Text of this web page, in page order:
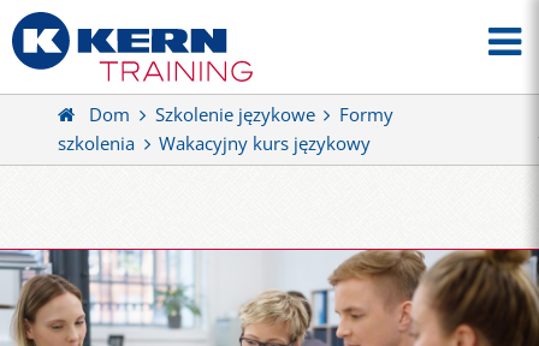
Dom Szkolenie językowe
Formy
szkolenia
Wakacyjny kurs językowy